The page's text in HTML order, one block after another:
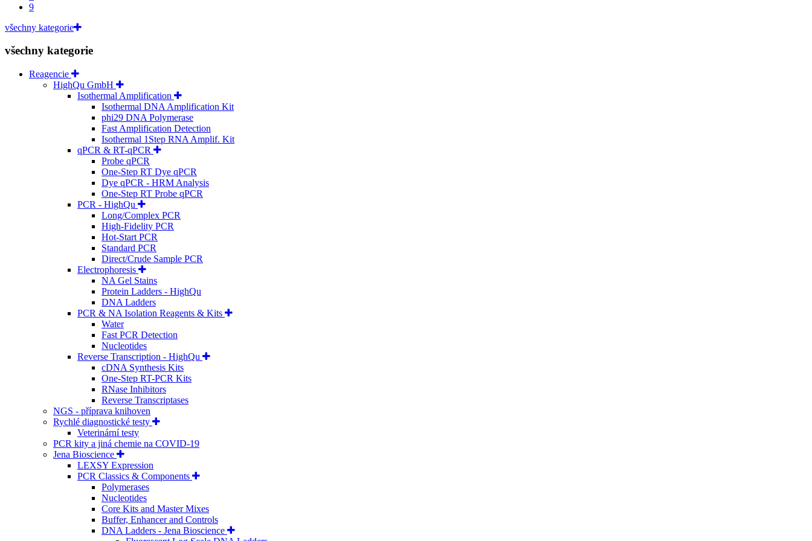
9
všechny kategorie
všechny kategorie
Reagencie
HighQu GmbH
Isothermal Amplification
Isothermal DNA Amplification Kit
phi29 DNA Polymerase
Fast Amplification Detection
Isothermal 1Step RNA Amplif. Kit
qPCR & RT-qPCR
Probe qPCR
One-Step RT Dye qPCR
Dye qPCR - HRM Analysis
One-Step RT Probe qPCR
PCR - HighQu
Long/Complex PCR
High-Fidelity PCR
Hot-Start PCR
Standard PCR
Direct/Crude Sample PCR
Electrophoresis
NA Gel Stains
Protein Ladders - HighQu
DNA Ladders
PCR & NA Isolation Reagents & Kits
Water
Fast PCR Detection
Nucleotides
Reverse Transcription - HighQu
cDNA Synthesis Kits
One-Step RT-PCR Kits
RNase Inhibitors
Reverse Transcriptases
NGS - příprava knihoven
Rychlé diagnostické testy
Veterinární testy
PCR kity a jiná chemie na COVID-19
Jena Bioscience
LEXSY Expression
PCR Classics & Components
Polymerases
Nucleotides
Core Kits and Master Mixes
Buffer, Enhancer and Controls
DNA Ladders - Jena Bioscience